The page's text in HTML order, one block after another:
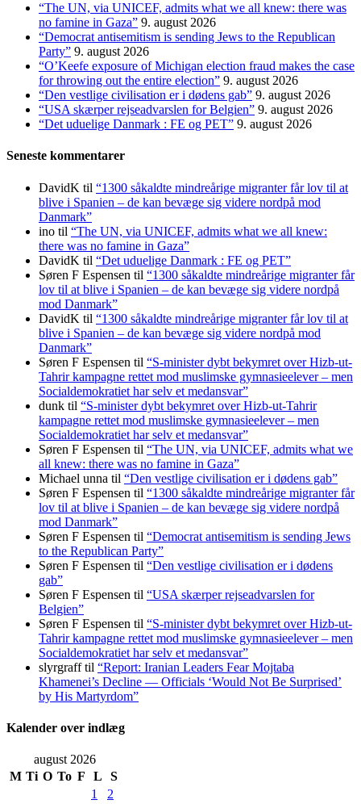
“The UN, via UNICEF, admits what we all knew: there was
no famine in Gaza” 9. august 2026
“Democrat antisemitism is sending Jews to the Republican
Party” 9. august 2026
“O’Keefe exposure of Michigan election fraud makes the case
for throwing out the entire election” 9. august 2026
“Den vestlige civilisation er i dødens gab” 9. august 2026
“USA skærper rejseadvarslen for Belgien” 9. august 2026
“Det uduelige Danmark : FE og PET” 9. august 2026
Seneste kommentarer
DavidK til “1300 såkaldte mindreårige migranter får lov til at
blive i Spanien – de kan bevæge sig videre nordpå mod
Danmark”
ino til “The UN, via UNICEF, admits what we all knew:
there was no famine in Gaza”
DavidK til “Det uduelige Danmark : FE og PET”
Søren F Espensen til “1300 såkaldte mindreårige migranter får
lov til at blive i Spanien – de kan bevæge sig videre nordpå
mod Danmark”
DavidK til “1300 såkaldte mindreårige migranter får lov til at
blive i Spanien – de kan bevæge sig videre nordpå mod
Danmark”
Søren F Espensen til “S-minister dybt bekymret over Hizb-ut-
Tahrir kampagne rettet mod muslimske gymnasieelever – men
Socialdemokratiet har selv et medansvar”
dunk til “S-minister dybt bekymret over Hizb-ut-Tahrir
kampagne rettet mod muslimske gymnasieelever – men
Socialdemokratiet har selv et medansvar”
Søren F Espensen til “The UN, via UNICEF, admits what we
all knew: there was no famine in Gaza”
Michael unna til “Den vestlige civilisation er i dødens gab”
Søren F Espensen til “1300 såkaldte mindreårige migranter får
lov til at blive i Spanien – de kan bevæge sig videre nordpå
mod Danmark”
Søren F Espensen til “Democrat antisemitism is sending Jews
to the Republican Party”
Søren F Espensen til “Den vestlige civilisation er i dødens
gab”
Søren F Espensen til “USA skærper rejseadvarslen for
Belgien”
Søren F Espensen til “S-minister dybt bekymret over Hizb-ut-
Tahrir kampagne rettet mod muslimske gymnasieelever – men
Socialdemokratiet har selv et medansvar”
slyrgrafftil “Report: Iranian Leaders Fear Mojtaba
Khamenei’s Decline — Officials ‘Would Not Be Surprised’
by His Martyrdom”
Kalender over indlæg
august 2026
M Ti O To F L
S
1
2